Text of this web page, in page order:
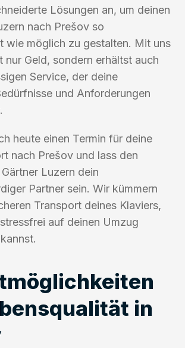
Lösungen an, um deinen
nach Prešov so
wie möglich zu gestalten. Mit uns
nur Geld, sondern erhältst auch
Service, der deine
und Anforderungen
heute einen Termin für deine
nach Prešov und lass den
Luzern dein
Partner sein. Wir kümmern
Transport deines Klaviers,
auf deinen Umzug
in